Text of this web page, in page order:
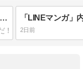
「ドコモ スマホデビュープラン U15」と「ドコモ 親子割」の提供を8月7日から開始
2日前